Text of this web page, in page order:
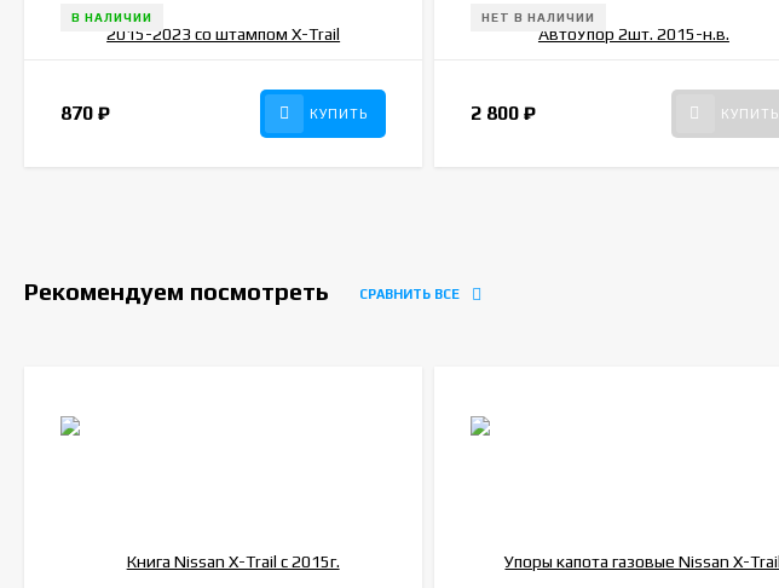
В НАЛИЧИИ
870 ₽ КУПИТЬ
НЕТ В НАЛИЧИИ
2 800₽ КУПИТЬ
Рекомендуем посмотреть СРАВНИТЬ ВСЕ